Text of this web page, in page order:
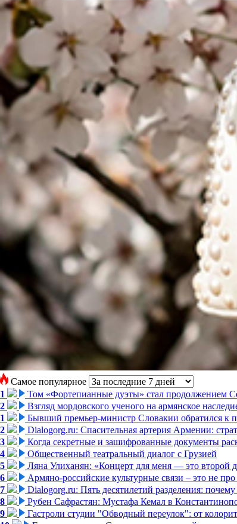
Самое популярное
1
Том «Фортепианные дуэты» стал продолжением
2
Взгляд мордовского ученого на армянское
1
Бывший премьер-министр Словакии обратился к
2
Dialogorg.ru: Спасительная артерия Армении:
3
Когда секретные и зашифрованные документы
4
Общественный театральный диалог с Грузией
5
Ляна Улиханян: «Концерт для меня — это второй
6
Армяно-российские культурные связи – это не
7
Dialogorg.ru: Пять десятилетий разделения:
8
Рубен Сафрастян: Мустафа Кемал в
9
Гастроли студии "Обводный переулок": от